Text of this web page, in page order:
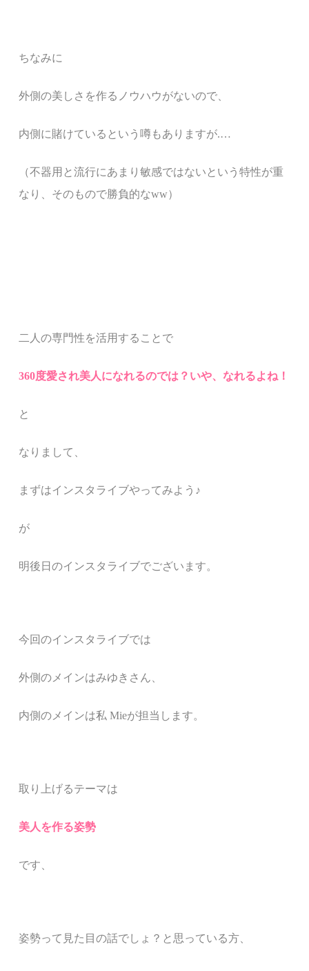
ちなみに
外側の美しさを作るノウハウがないので、
内側に賭けているという噂もありますが.…
（不器用と流行にあまり敏感ではないという特性が重
なり、そのもので勝負的なww）
二人の専門性を活用することで
360度愛され美人になれるのでは？いや、なれるよね！
と
なりまして、
まずはインスタライブやってみよう♪
が
明後日のインスタライブでございます。
今回のインスタライブでは
外側のメインはみゆきさん、
内側のメインは私Mieが担当します。
取り上げるテーマは
美人を作る姿勢
です、
姿勢って見た目の話でしょ？と思っている方、